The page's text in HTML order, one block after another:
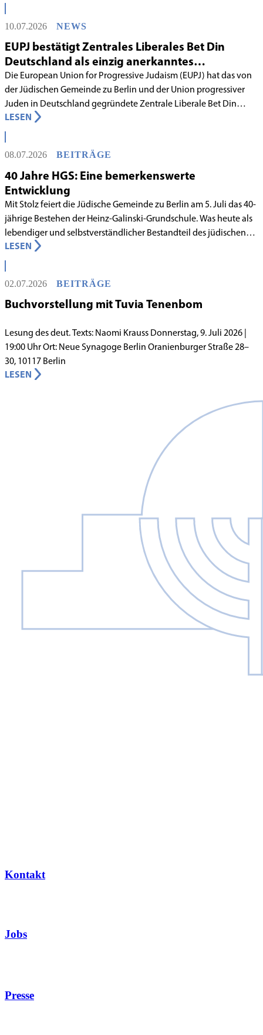
10.07.2026 NEWS
EUPJ bestätigt Zentrales Liberales Bet Din
Deutschland als einzig anerkanntes
liberales Rabbinatsgericht
Die European Union for Progressive Judaism (EUPJ) hat das von
der Jüdischen Gemeinde zu Berlin und der Union progressiver
Juden in Deutschland gegründete Zentrale Liberale Bet Din
Deutschland mit Wirkung zum 1. Juni 2026 als anerkanntes
Rabbinatsgericht aufgenommen.
LESEN
08.07.2026 BEITRÄGE
40 Jahre HGS: Eine bemerkenswerte
Entwicklung
Mit Stolz feiert die Jüdische Gemeinde zu Berlin am 5. Juli das 40-
jährige Bestehen der Heinz-Galinski-Grundschule. Was heute als
lebendiger und selbstverständlicher Bestandteil des jüdischen
Lebens in Berlin gilt, begann in den 1980er-Jahren unter
schwierigen Voraussetzungen. Vor dem Hintergrund eines
innergemeindlichen Wandels entstand bereits 1983 die Idee, eine
jüdische Grundschule zu gründen.
LESEN
02.07.2026 BEITRÄGE
Buchvorstellung mit Tuvia Tenenbom
Lesung des deut. Texts: Naomi Krauss Donnerstag, 9. Juli 2026 |
19:00 Uhr Ort: Neue Synagoge Berlin Oranienburger Straße 28–
30, 10117 Berlin
LESEN
Kontakt
Jobs
Presse